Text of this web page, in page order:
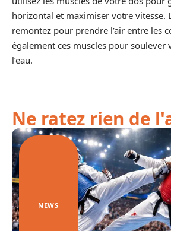
horizontal et maximiser votre vitesse.
remontez pour prendre l’air entre les
également ces muscles pour soulever
l’eau.
Ne ratez rien de
NEWS